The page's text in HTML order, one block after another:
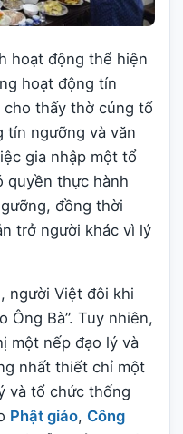
hoạt động thể hiện
hoạt động tín
cho thấy thờ cúng tổ
tín ngưỡng và văn
gia nhập một tổ
quyền thực hành
đồng thời
trở người khác vì lý
người Việt đôi khi
Ông Bà”. Tuy nhiên,
một nếp đạo lý và
nhất thiết chỉ một
và tổ chức thống
Phật giáo, Công